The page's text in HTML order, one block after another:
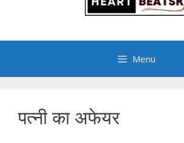
Menu
पत्नी का अफेयर